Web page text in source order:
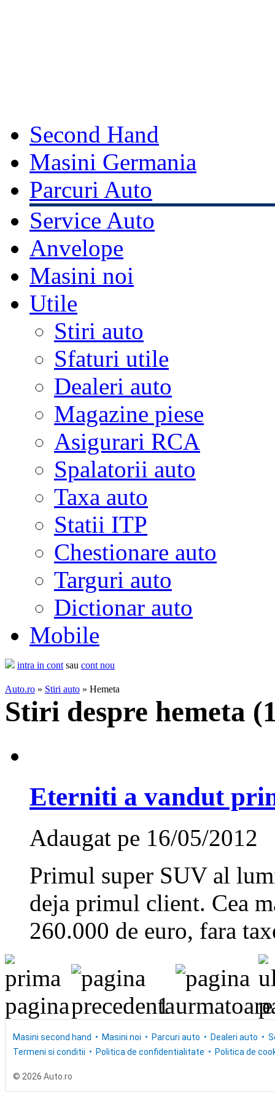
Second Hand
Masini Germania
Parcuri Auto
Service Auto
Anvelope
Masini noi
Utile
Stiri auto
Sfaturi utile
Dealeri auto
Magazine piese
Asigurari RCA
Spalatorii auto
Taxa auto
Statii ITP
Chestionare auto
Targuri auto
Dictionar auto
Mobile
intra in cont sau cont nou
Auto.ro » Stiri auto » Hemeta
Stiri despre hemeta (
Eterniti a vandut
Adaugat pe 16/05/2012
Primul super SUV al
deja primul client. Cea
260.000 de euro, fara
1
Masini second hand Masini noi Parcuri auto Dealeri auto
Termeni si conditii
Politica de confidentialitate Politica de
© 2026 Auto.ro